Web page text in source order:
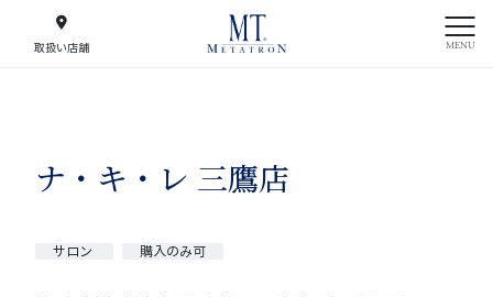
取扱い店舗 MENU
ナ・キ・レ 三鷹店
サロン 購入のみ可